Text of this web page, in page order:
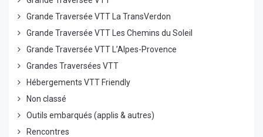
Grande Traversée VTT La TransVerdon
Grande Traversée VTT Les Chemins du Soleil
Grande Traversée VTT L’Alpes-Provence
Grandes Traversées VTT
Hébergements VTT Friendly
Non classé
Outils embarqués (applis & autres)
Rencontres